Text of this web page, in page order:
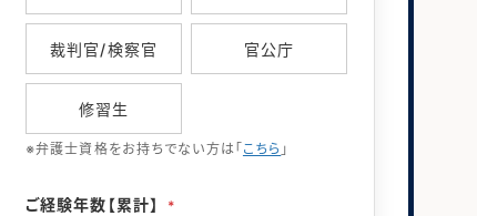
裁判官/検察官 官公庁
修習生
※弁護士資格をお持ちでない方は「 こちら 」
ご経験年数【累計】 *